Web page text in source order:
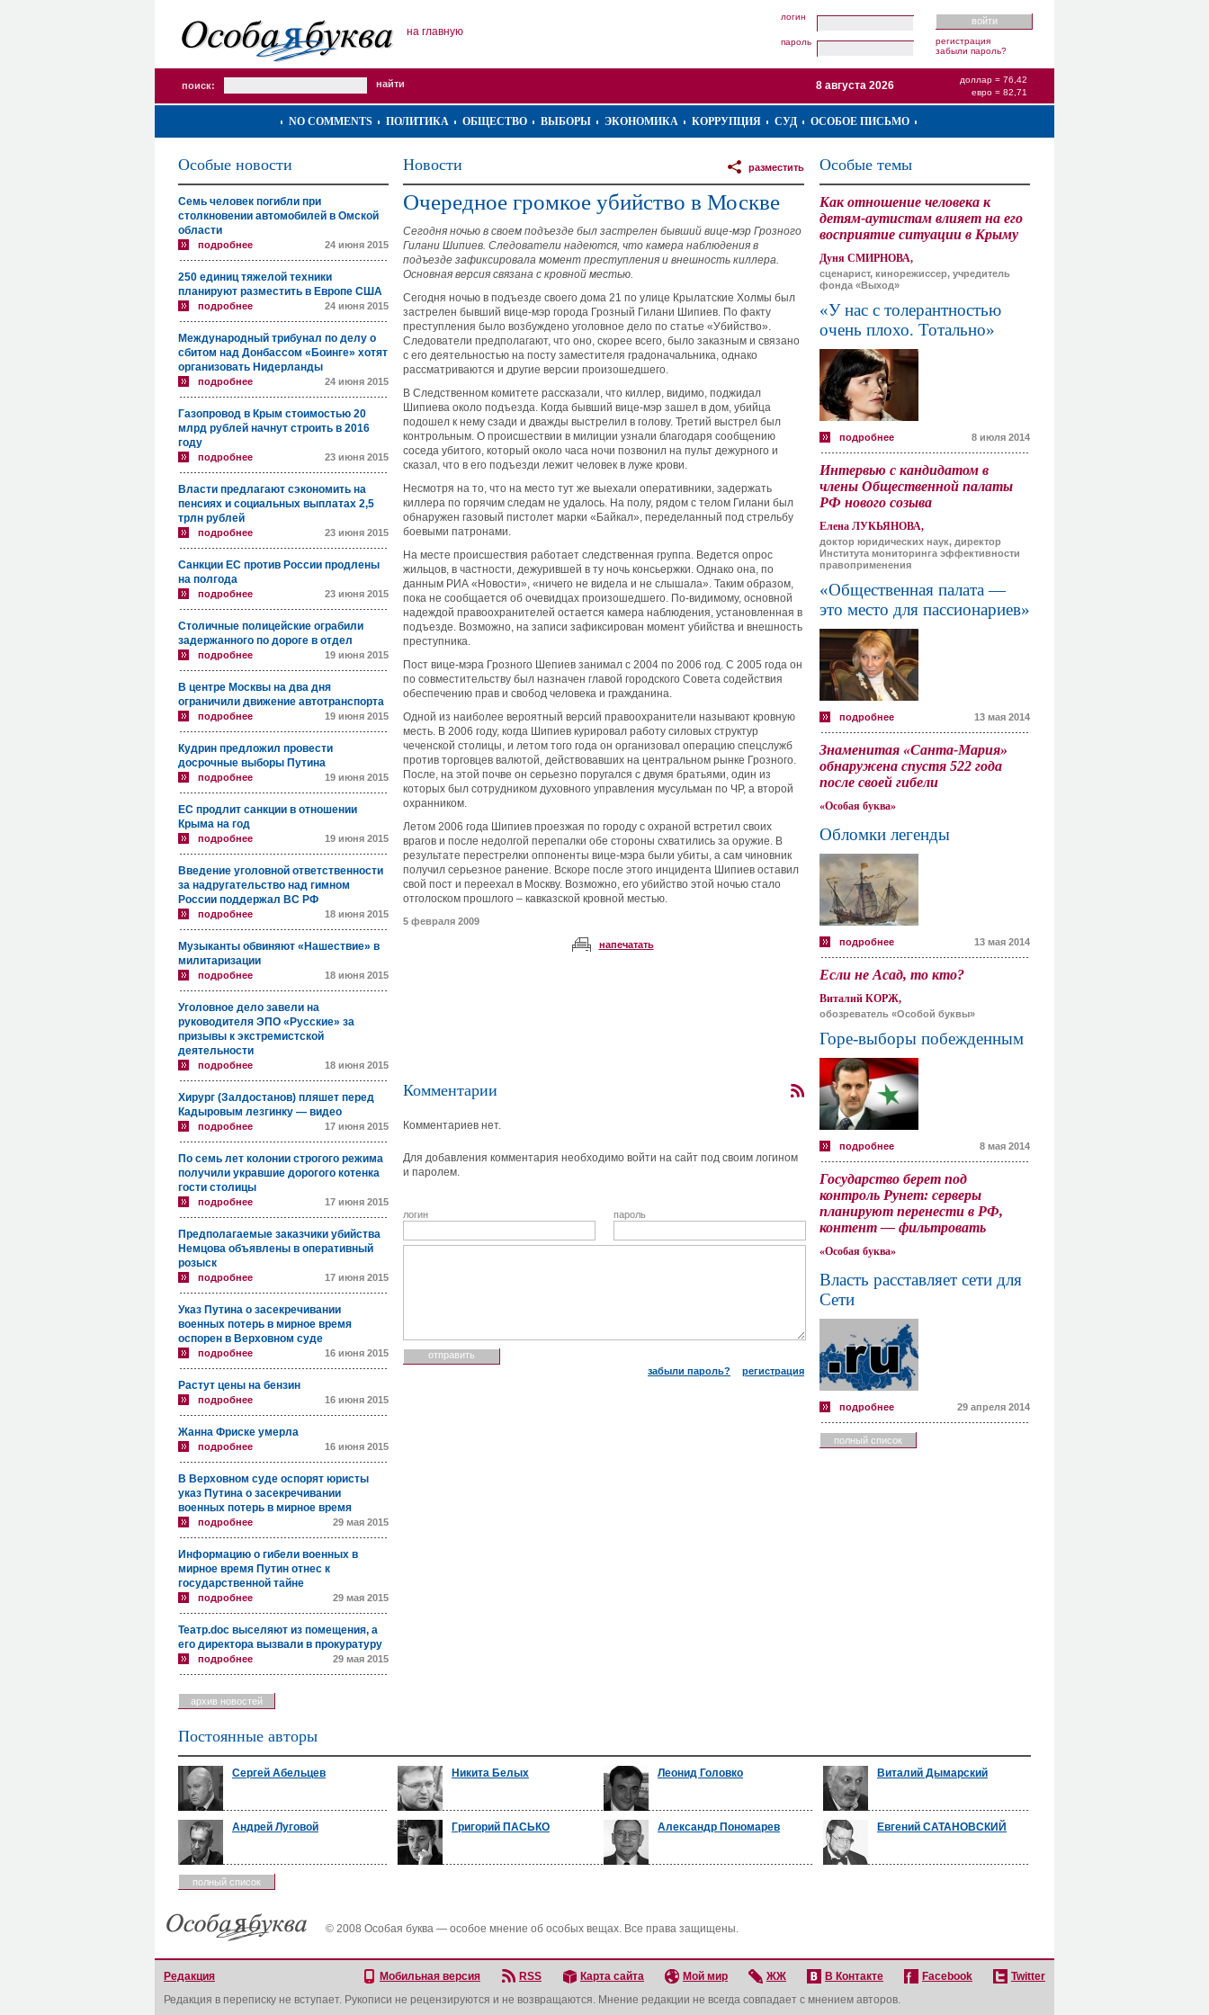
на главную
логин
пароль
регистрация
забыли пароль?
поиск:
доллар = 76,42
евро = 82,71
8 августа 2026
NO COMMENTS ПОЛИТИКА ОБЩЕСТВО ВЫБОРЫ ЭКОНОМИКА КОРРУПЦИЯ СУД ОСОБОЕ ПИСЬМО
Особые новости
Семь человек погибли при
столкновении автомобилей в Омской
области
подробнее 24 июня 2015
250 единиц тяжелой техники
планируют разместить в Европе США
подробнее 24 июня 2015
Международный трибунал по делу о
сбитом над Донбассом «Боинге» хотят
организовать Нидерланды
подробнее 24 июня 2015
Газопровод в Крым стоимостью 20
млрд рублей начнут строить в 2016
году
подробнее 23 июня 2015
Власти предлагают сэкономить на
пенсиях и социальных выплатах 2,5
трлн рублей
подробнее 23 июня 2015
Санкции ЕС против России продлены
на полгода
подробнее 23 июня 2015
Столичные полицейские ограбили
задержанного по дороге в отдел
подробнее 19 июня 2015
В центре Москвы на два дня
ограничили движение автотранспорта
подробнее 19 июня 2015
Кудрин предложил провести
досрочные выборы Путина
подробнее 19 июня 2015
ЕС продлит санкции в отношении
Крыма на год
подробнее 19 июня 2015
Введение уголовной ответственности
за надругательство над гимном
России поддержал ВС РФ
подробнее 18 июня 2015
Музыканты обвиняют «Нашествие» в
милитаризации
подробнее 18 июня 2015
Уголовное дело завели на
руководителя ЭПО «Русские» за
призывы к экстремистской
деятельности
подробнее 18 июня 2015
Хирург (Залдостанов) пляшет перед
Кадыровым лезгинку — видео
подробнее 17 июня 2015
По семь лет колонии строгого режима
получили укравшие дорогого котенка
гости столицы
подробнее 17 июня 2015
Предполагаемые заказчики убийства
Немцова объявлены в оперативный
розыск
подробнее 17 июня 2015
Указ Путина о засекречивании
военных потерь в мирное время
оспорен в Верховном суде
подробнее 16 июня 2015
Растут цены на бензин
подробнее 16 июня 2015
Жанна Фриске умерла
подробнее 16 июня 2015
В Верховном суде оспорят юристы
указ Путина о засекречивании
военных потерь в мирное время
подробнее 29 мая 2015
Информацию о гибели военных в
мирное время Путин отнес к
государственной тайне
подробнее 29 мая 2015
Театр.doc выселяют из помещения, а
его директора вызвали в прокуратуру
подробнее 29 мая 2015
архив новостей
Новости разместить
Очередное громкое убийство в Москве
Сегодня ночью в своем подъезде был застрелен бывший вице-мэр Грозного
Гилани Шипиев. Следователи надеются, что камера наблюдения в
подъезде зафиксировала момент преступления и внешность киллера.
Основная версия связана с кровной местью.
Сегодня ночью в подъезде своего дома 21 по улице Крылатские Холмы был
застрелен бывший вице-мэр города Грозный Гилани Шипиев. По факту
преступления было возбуждено уголовное дело по статье «Убийство».
Следователи предполагают, что оно, скорее всего, было заказным и связано
с его деятельностью на посту заместителя градоначальника, однако
рассматриваются и другие версии произошедшего.
В Следственном комитете рассказали, что киллер, видимо, поджидал
Шипиева около подъезда. Когда бывший вице-мэр зашел в дом, убийца
подошел к нему сзади и дважды выстрелил в голову. Третий выстрел был
контрольным. О происшествии в милиции узнали благодаря сообщению
соседа убитого, который около часа ночи позвонил на пульт дежурного и
сказал, что в его подъезди лежит человек в луже крови.
Несмотря на то, что на место тут же выехали оперативники, задержать
киллера по горячим следам не удалось. На полу, рядом с телом Гилани был
обнаружен газовый пистолет марки «Байкал», переделанный под стрельбу
боевыми патронами.
На месте происшествия работает следственная группа. Ведется опрос
жильцов, в частности, дежурившей в ту ночь консьержки. Однако она, по
данным РИА «Новости», «ничего не видела и не слышала». Таким образом,
пока не сообщается об очевидцах произошедшего. По-видимому, основной
надеждой правоохранителей остается камера наблюдения, установленная в
подъезде. Возможно, на записи зафиксирован момент убийства и внешность
преступника.
Пост вице-мэра Грозного Шепиев занимал с 2004 по 2006 год. С 2005 года он
по совместительству был назначен главой городского Совета содействия
обеспечению прав и свобод человека и гражданина.
Одной из наиболее вероятный версий правоохранители называют кровную
месть. В 2006 году, когда Шипиев курировал работу силовых структур
чеченской столицы, и летом того года он организовал операцию спецслужб
против торговцев валютой, действовавших на центральном рынке Грозного.
После, на этой почве он серьезно поругался с двумя братьями, один из
которых был сотрудником духовного управления мусульман по ЧР, а второй
охранником.
Летом 2006 года Шипиев проезжая по городу с охраной встретил своих
врагов и после недолгой перепалки обе стороны схватились за оружие. В
результате перестрелки оппоненты вице-мэра были убиты, а сам чиновник
получил серьезное ранение. Вскоре после этого инцидента Шипиев оставил
свой пост и переехал в Москву. Возможно, его убийство этой ночью стало
отголоском прошлого – кавказской кровной местью.
5 февраля 2009
напечатать
Комментарии
Комментариев нет.
Для добавления комментария необходимо войти на сайт под своим логином
и паролем.
логин пароль
забыли пароль? регистрация
Особые темы
Как отношение человека к
детям-аутистам влияет на его
восприятие ситуации в Крыму
Дуня СМИРНОВА,
сценарист, кинорежиссер, учредитель
фонда «Выход»
«У нас с толерантностью
очень плохо. Тотально»
подробнее 8 июля 2014
Интервью с кандидатом в
члены Общественной палаты
РФ нового созыва
Елена ЛУКЬЯНОВА,
доктор юридических наук, директор
Института мониторинга эффективности
правоприменения
«Общественная палата —
это место для пассионариев»
подробнее 13 мая 2014
Знаменитая «Санта-Мария»
обнаружена спустя 522 года
после своей гибели
«Особая буква»
Обломки легенды
подробнее 13 мая 2014
Если не Асад, то кто?
Виталий КОРЖ,
обозреватель «Особой буквы»
Горе-выборы побежденным
подробнее 8 мая 2014
Государство берет под
контроль Рунет: серверы
планируют перенести в РФ,
контент — фильтровать
«Особая буква»
Власть расставляет сети для
Сети
подробнее 29 апреля 2014
полный список
Постоянные авторы
Сергей Абельцев Никита Белых Леонид Головко Виталий Дымарский
Андрей Луговой Григорий ПАСЬКО Александр Пономарев Евгений САТАНОВСКИЙ
полный список
© 2008 Особая буква — особое мнение об особых вещах. Все права защищены.
Редакция Мобильная версия RSS Карта сайта Мой мир ЖЖ В Контакте Facebook
Twitter
Редакция в переписку не вступает. Рукописи не рецензируются и не возвращаются. Мнение редакции не всегда совпадает с мнением авторов.